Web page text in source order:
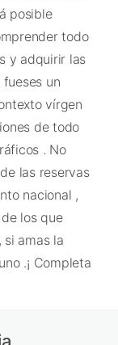
posible
todo
y adquirir las
un
vírgen
de todo
. No
las reservas
nacional ,
los que
si amas la
.¡ Completa